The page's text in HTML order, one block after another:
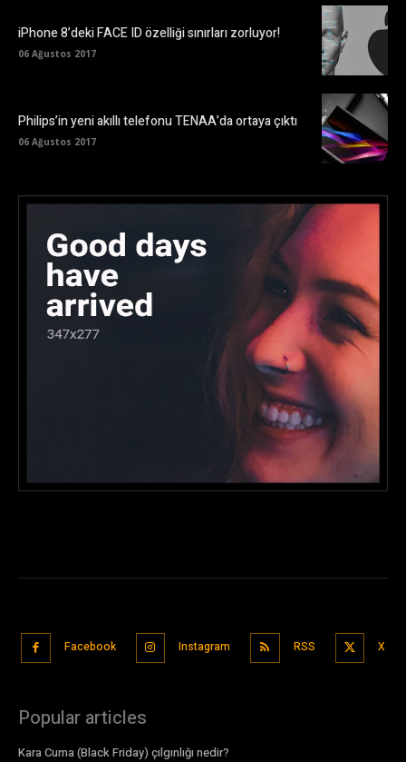
iPhone 8’deki FACE ID özelliği sınırları zorluyor!
06 Ağustos 2017
Philips’in yeni akıllı telefonu TENAA’da ortaya çıktı
06 Ağustos 2017
Facebook Instagram RSS X
Popular articles
Kara Cuma (Black Friday) çılgınlığı nedir?